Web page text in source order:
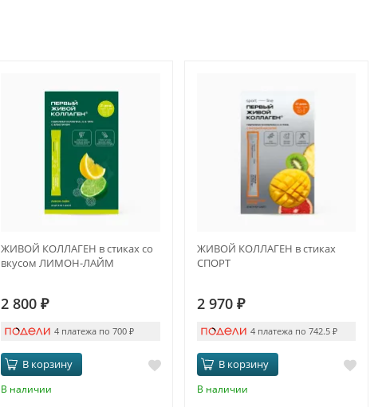
ЖИВОЙ КОЛЛАГЕН в стиках со
вкусом ЛИМОН-ЛАЙМ
2 800₽
4 платежа по 700 ₽
В корзину
В наличии
ЖИВОЙ КОЛЛАГЕН в стиках
СПОРТ
2 970 ₽
4 платежа по 742.5₽
В корзину
В наличии